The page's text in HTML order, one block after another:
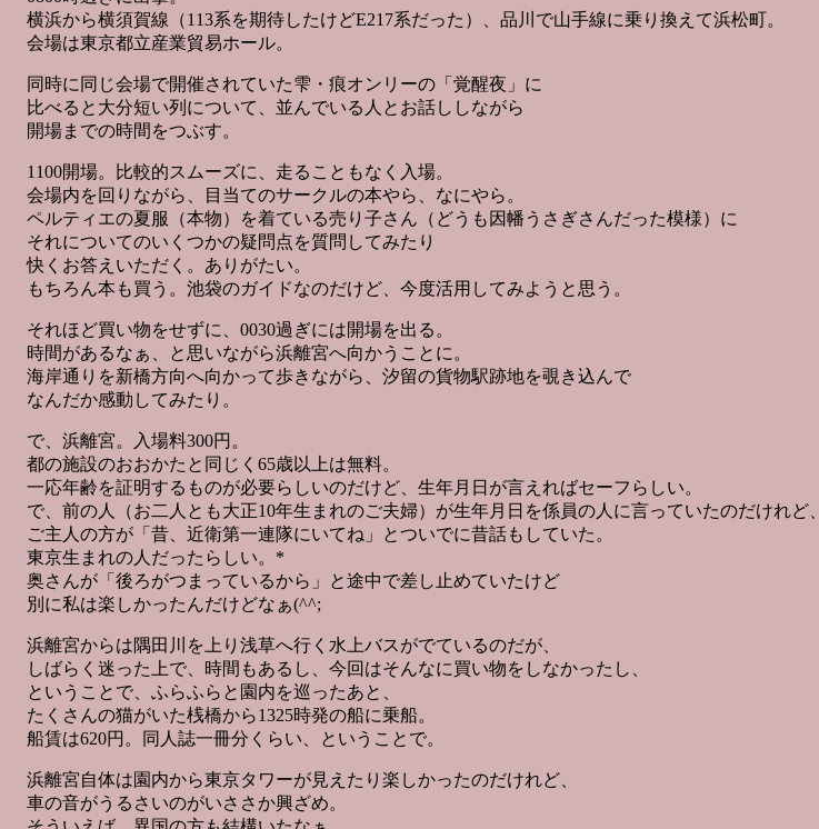
横浜から横須賀線（113系を期待したけどE217系だった）、品川で山手線に乗り換えて浜松町。
会場は東京都立産業貿易ホール。
同時に同じ会場で開催されていた雫・痕オンリーの「覚醒夜」に
比べると大分短い列について、並んでいる人とお話ししながら
開場までの時間をつぶす。
1100開場。比較的スムーズに、走ることもなく入場。
会場内を回りながら、目当てのサークルの本やら、なにやら。
ペルティエの夏服（本物）を着ている売り子さん（どうも因幡うさぎさんだった模様）に
それについてのいくつかの疑問点を質問してみたり
快くお答えいただく。ありがたい。
もちろん本も買う。池袋のガイドなのだけど、今度活用してみようと思う。
それほど買い物をせずに、0030過ぎには開場を出る。
時間があるなぁ、と思いながら浜離宮へ向かうことに。
海岸通りを新橋方向へ向かって歩きながら、汐留の貨物駅跡地を覗き込んで
なんだか感動してみたり。
で、浜離宮。入場料300円。
都の施設のおおかたと同じく65歳以上は無料。
一応年齢を証明するものが必要らしいのだけど、生年月日が言えればセーフらしい。
で、前の人（お二人とも大正10年生まれのご夫婦）が生年月日を係員の人に言っていたのだけれど、
ご主人の方が「昔、近衛第一連隊にいてね」とついでに昔話もしていた。
東京生まれの人だったらしい。*
奥さんが「後ろがつまっているから」と途中で差し止めていたけど
別に私は楽しかったんだけどなぁ(^^;
浜離宮からは隅田川を上り浅草へ行く水上バスがでているのだが、
しばらく迷った上で、時間もあるし、今回はそんなに買い物をしなかったし、
ということで、ふらふらと園内を巡ったあと、
たくさんの猫がいた桟橋から1325時発の船に乗船。
船賃は620円。同人誌一冊分くらい、ということで。
浜離宮自体は園内から東京タワーが見えたり楽しかったのだけれど、
車の音がうるさいのがいささか興ざめ。